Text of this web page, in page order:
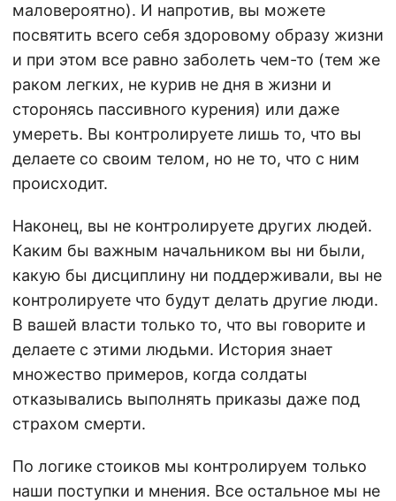
маловероятно). И напротив, вы можете
посвятить всего себя здоровому образу жизни
и при этом все равно заболеть чем-то (тем же
раком легких, не курив не дня в жизни и
сторонясь пассивного курения) или даже
умереть. Вы контролируете лишь то, что вы
делаете со своим телом, но не то, что с ним
происходит.
Наконец, вы не контролируете других людей.
Каким бы важным начальником вы ни были,
какую бы дисциплину ни поддерживали, вы не
контролируете что будут делать другие люди.
В вашей власти только то, что вы говорите и
делаете с этими людьми. История знает
множество примеров, когда солдаты
отказывались выполнять приказы даже под
страхом смерти.
По логике стоиков мы контролируем только
наши поступки и мнения. Все остальное мы не